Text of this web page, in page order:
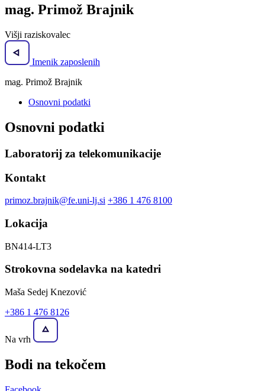
mag. Primož Brajnik
Višji raziskovalec
Imenik zaposlenih
mag. Primož Brajnik
Osnovni podatki
Osnovni podatki
Laboratorij za telekomunikacije
Kontakt
primoz.brajnik@fe.uni-lj.si +386 1 476 8100
Lokacija
BN414-LT3
Strokovna sodelavka na katedri
Maša Sedej Knezović
+386 1 476 8126
Na vrh
Bodi na tekočem